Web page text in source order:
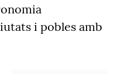
i pobles amb